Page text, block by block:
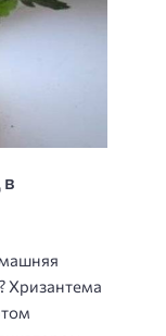
Хризантема